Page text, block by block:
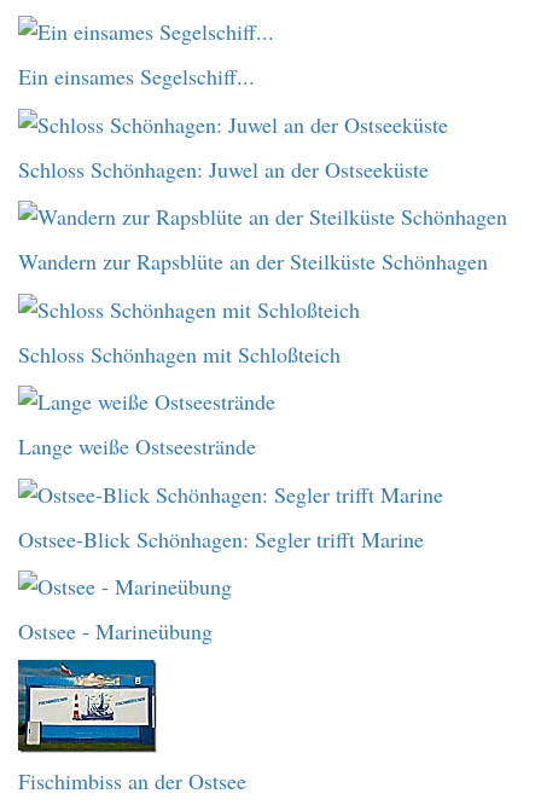
Ein einsames Segelschiff...
Schloss Schönhagen: Juwel an der Ostseeküste
Wandern zur Rapsblüte an der Steilküste Schönhagen
Schloss Schönhagen mit Schloßteich
Lange weiße Ostseestrände
Ostsee-Blick Schönhagen: Segler trifft Marine
Ostsee - Marineübung
Fischimbiss an der Ostsee